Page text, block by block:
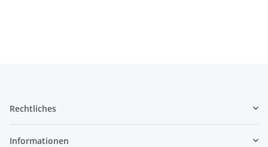
Rechtliches
Informationen